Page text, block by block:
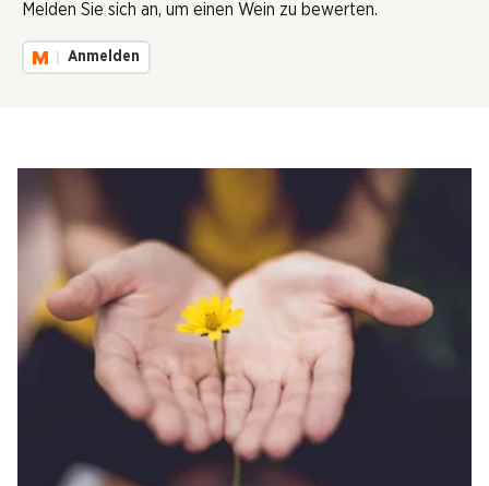
Melden Sie sich an, um einen Wein zu bewerten.
Anmelden